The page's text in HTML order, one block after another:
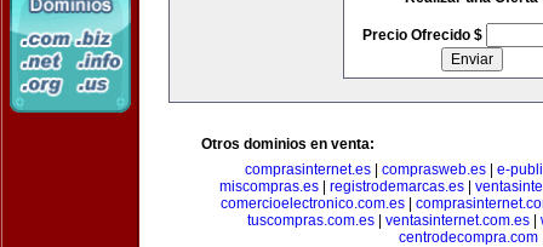
Precio Ofrecido $
Otros dominios en venta:
comprasinternet.es
comprasweb.es
e-
miscompras.es
registrodemarcas.es
comercioelectronico.com.es
tuscompras.com.es| ventasinternet.com.es|
centrodecompra.com